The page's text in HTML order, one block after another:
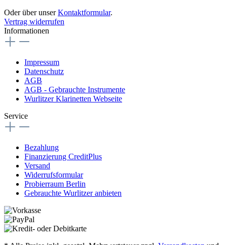
Oder über unserKontaktformular.
Vertrag widerrufen
Informationen
Impressum
Datenschutz
AGB
AGB - Gebrauchte Instrumente
Wurlitzer Klarinetten Webseite
Service
Bezahlung
Finanzierung CreditPlus
Versand
Widerrufsformular
Probierraum Berlin
Gebrauchte Wurlitzer anbieten